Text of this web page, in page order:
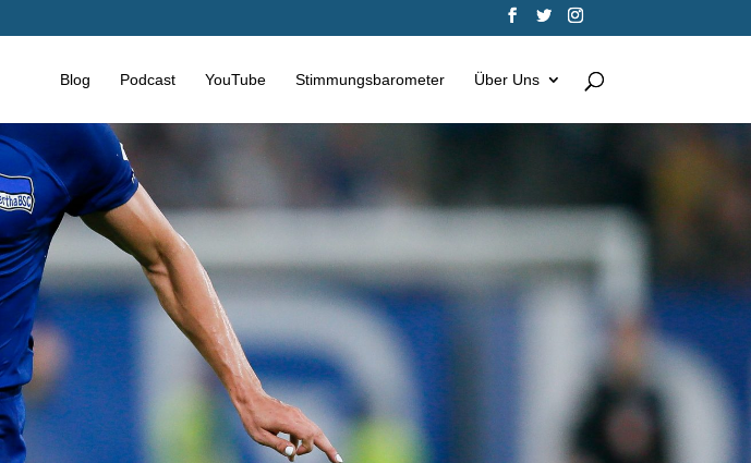
Blog Podcast YouTube Stimmungsbarometer Über Uns